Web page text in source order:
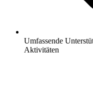
Umfassende
Aktivitäten